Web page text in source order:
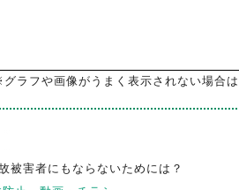
ラフや画像がうまく表示されない場合
被害者にもならないためには？